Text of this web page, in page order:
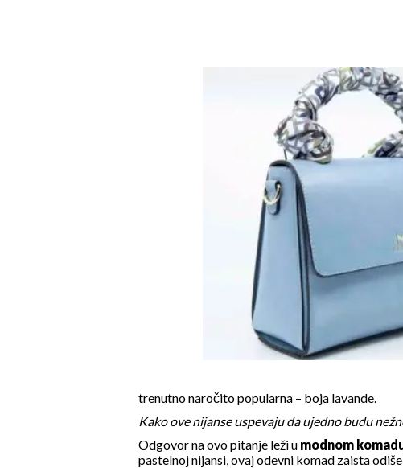
trenutno naročito popularna – boja lavande.
Kako ove nijanse uspevaju da ujedno budu
Odgovor na ovo pitanje leži u modnom
pastelnoj nijansi, ovaj odevni komad zaista